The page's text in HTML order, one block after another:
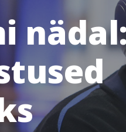
nädal: